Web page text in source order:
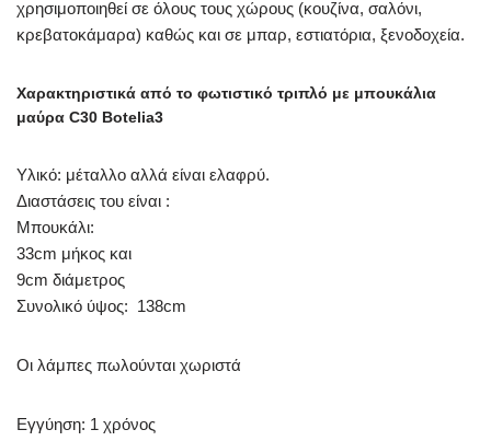
χρησιμοποιηθεί σε όλους τους χώρους (κουζίνα, σαλόνι,
κρεβατοκάμαρα) καθώς και σε μπαρ, εστιατόρια, ξενοδοχεία.
Χαρακτηριστικά από το φωτιστικό τριπλό με μπουκάλια
μαύρα C30 Botelia3
Υλικό: μέταλλο αλλά είναι ελαφρύ.
Διαστάσεις του είναι :
Μπουκάλι:
33cm μήκος και
9cm διάμετρος
Συνολικό ύψος: 138cm
Οι λάμπες πωλούνται χωριστά
Εγγύηση: 1 χρόνος